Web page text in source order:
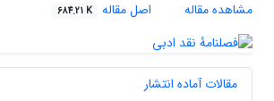
مشاهده مقاله
اصل مقاله 684.21 K
مقالات آماده انتشار